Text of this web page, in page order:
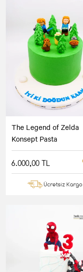
The Legend of Zelda
Konsept Pasta
6.000,00 TL
Ücretsiz Kargo